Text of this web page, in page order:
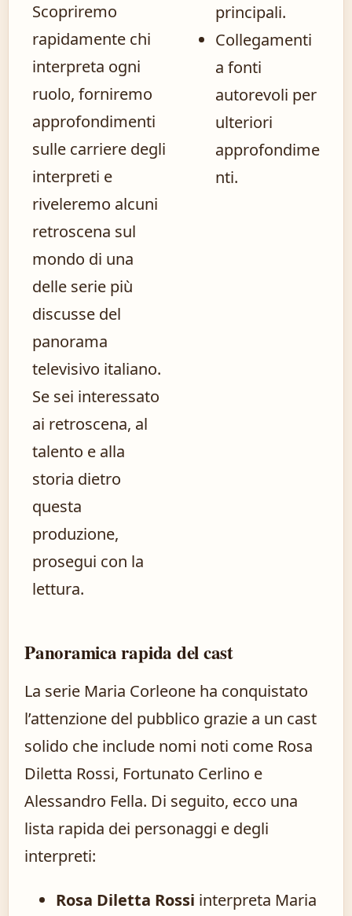
Scopriremo
rapidamente chi
interpreta ogni
ruolo, forniremo
approfondimenti
sulle carriere degli
interpreti e
riveleremo alcuni
retroscena sul
mondo di una
delle serie più
discusse del
panorama
televisivo italiano.
Se sei interessato
ai retroscena, al
talento e alla
storia dietro
questa
produzione,
prosegui con la
lettura.
principali.
Collegamenti
a fonti
autorevoli per
ulteriori
approfondime
nti.
Panoramica rapida del cast
La serie Maria Corleone ha conquistato
l’attenzione del pubblico grazie a un cast
solido che include nomi noti come Rosa
Diletta Rossi, Fortunato Cerlino e
Alessandro Fella. Di seguito, ecco una
lista rapida dei personaggi e degli
interpreti:
Rosa Diletta Rossi interpreta Maria